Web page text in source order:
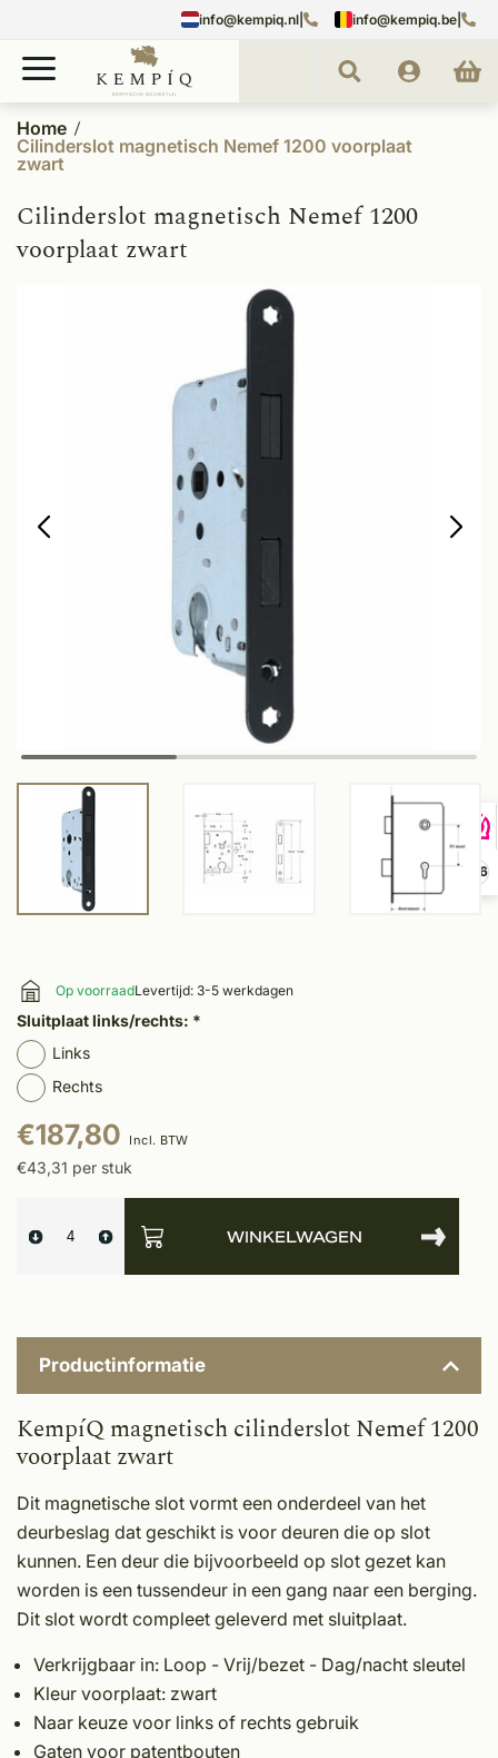
9,6
info@kempiq.nl info@kempiq.be
Home
Cilinderslot magnetisch Nemef 1200 voorplaat
zwart
Cilinderslot magnetisch Nemef 1200
voorplaat zwart
Op voorraadLevertijd: 3-5 werkdagen
Sluitplaat links/rechts: *
Links
Rechts
€187,80 Incl. BTW
€43,31 per stuk
WINKELWAGEN
Productinformatie
KempíQ magnetisch cilinderslot Nemef 1200
voorplaat zwart
Dit magnetische slot vormt een onderdeel van het
deurbeslag dat geschikt is voor deuren die op slot
kunnen. Een deur die bijvoorbeeld op slot gezet kan
worden is een tussendeur in een gang naar een berging.
Dit slot wordt compleet geleverd met sluitplaat.
Verkrijgbaar in: Loop - Vrij/bezet - Dag/nacht sleutel
Kleur voorplaat: zwart
Naar keuze voor links of rechts gebruik
Gaten voor patentbouten